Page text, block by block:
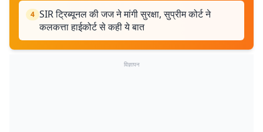
4 SIR ट्रिब्यूनल की जज ने मांगी सुरक्षा, सुप्रीम कोर्ट ने
कलकत्ता हाईकोर्ट से कही ये बात
विज्ञापन